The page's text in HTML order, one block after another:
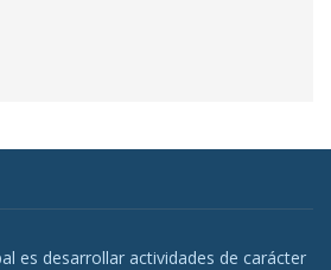
es desarrollar actividades de carácter